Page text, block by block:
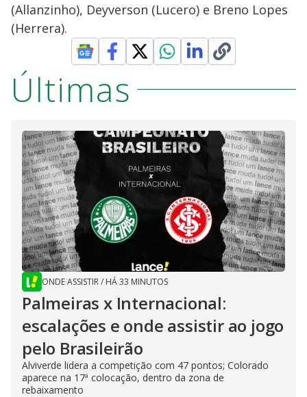
(Allanzinho), Deyverson (Lucero) e Breno Lopes
(Herrera).
Últimas
ONDE ASSISTIR/ HÁ 33 MINUTOS
Palmeiras x Internacional:
escalações e onde assistir ao jogo
pelo Brasileirão
Alviverde lidera a competição com 47 pontos; Colorado
aparece na 17ª colocação, dentro da zona de
rebaixamento